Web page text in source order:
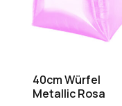
40cm Würfel
Metallic Rosa